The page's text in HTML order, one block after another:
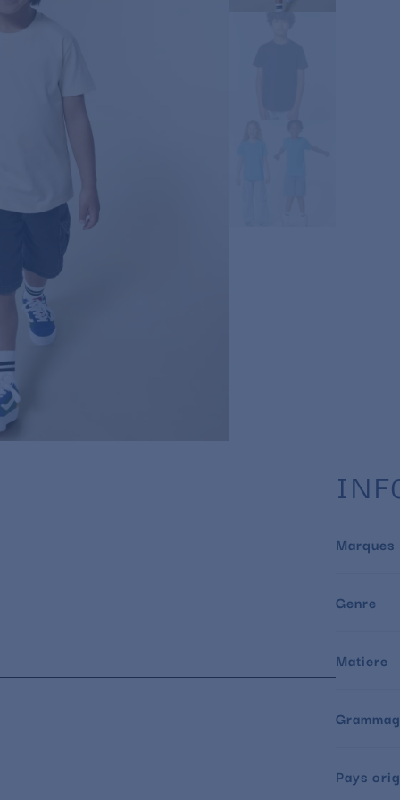
Marques
Genre
Matiere
Pays